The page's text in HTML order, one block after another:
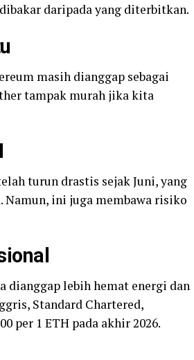
dibakar daripada yang diterbitkan.
masih dianggap sebagai
tampak murah jika kita
turun drastis sejak Juni, yang
ini juga membawa risiko
lebih hemat energi dan
Standard Chartered,
per 1 ETH pada akhir 2026.